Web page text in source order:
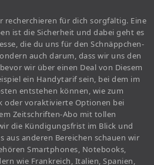
recherchieren für dich sorgfältig. Eine
ist die Sicherheit und dabei geht es
die du uns für den Schnäppchen-
auch darum, dass wir uns den
wir über einen Deal von Diesem
ein Handytarif sein, bei dem im
entstehen können, wie zum
oder voraktivierte Optionen bei
Zeitschriften-Abo mit tollen
die Kündigungsfrist im Blick und
aus anderen Bereichen schauen wir
Smartphones, Notebooks,
wie Frankreich, Italien, Spanien,